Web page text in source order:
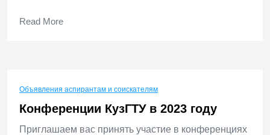
Read More
Объявления аспирантам и соискателям
Конференции КузГТУ в 2023 году
Приглашаем вас принять участие в конференциях